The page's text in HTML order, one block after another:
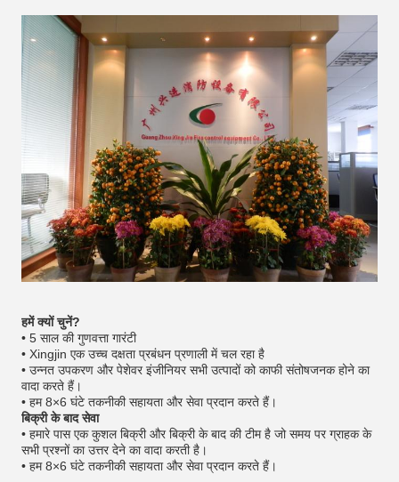
हमें क्यों चुनें?
• 5 साल की गुणवत्ता गारंटी
• Xingjin एक उच्च दक्षता प्रबंधन प्रणाली में चल रहा है
• उन्नत उपकरण और पेशेवर इंजीनियर सभी उत्पादों को काफी संतोषजनक होने का
वादा करते हैं।
• हम 8×6 घंटे तकनीकी सहायता और सेवा प्रदान करते हैं।
बिक्री के बाद सेवा
• हमारे पास एक कुशल बिक्री और बिक्री के बाद की टीम है जो समय पर ग्राहक के
सभी प्रश्नों का उत्तर देने का वादा करती है।
• हम 8×6 घंटे तकनीकी सहायता और सेवा प्रदान करते हैं।